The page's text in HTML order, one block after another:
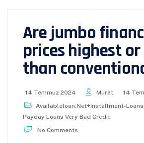
Are jumbo
prices highest or
than
14 Temmuz 2024 Murat
14
Availableloan.net+installment-
Payday Loans Very Bad Credit
No Comments